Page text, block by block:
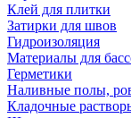
Клей для плитки
Затирки для швов
Гидроизоляция
Материалы для
Герметики
Наливные полы,
Кладочные